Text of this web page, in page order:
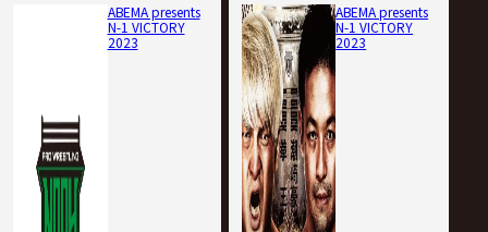
ABEMA presents
N-1 VICTORY
2023
ABEMA presents
N-1 VICTORY
2023